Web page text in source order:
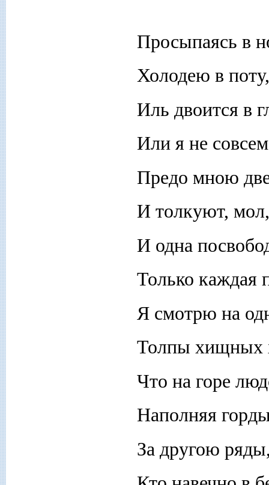
Просыпаясь в
Холодею в
Иль двоится в
Или я не
Предо мною
И толкуют,
И одна
Только каждая
Я смотрю на
Толпы хищных
Что на горе
Наполняя
За другою